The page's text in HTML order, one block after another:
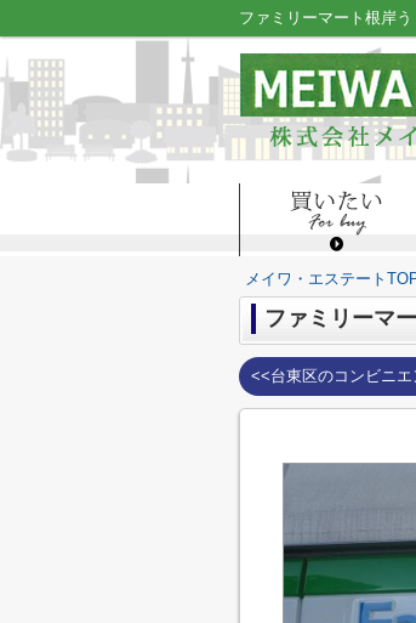
メイワ・エステート
ファミリーマ
<<台東区のコンビニ